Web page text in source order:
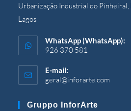
Urbanização Industrial do
Lagos
WhatsApp (WhatsApp):
926 370 581
E-mail:
geral@inforarte.com
Gruppo InforArte